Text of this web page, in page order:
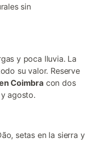
sin
y poca lluvia. La
su valor. Reserve
Coimbracon dos
agosto.
setas en la sierra y